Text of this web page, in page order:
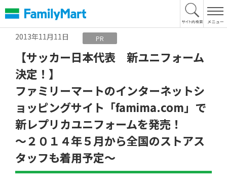
文
へ
2013年11月11日
PR
【サッカー日本代表 新ユニフォーム
決定！】
ファミリーマートのインターネットシ
ョッピングサイト「famima.com」で
新レプリカユニフォームを発売！
〜２０１４年５月から全国のストアス
タッフも着用予定〜